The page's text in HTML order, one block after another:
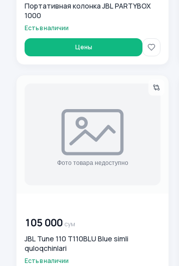
Портативная колонка JBL PARTYBOX
1000
Есть в наличии
Цены
105 000 сум
JBL Tune 110 T110BLU Blue simli
quloqchinlari
Есть в наличии